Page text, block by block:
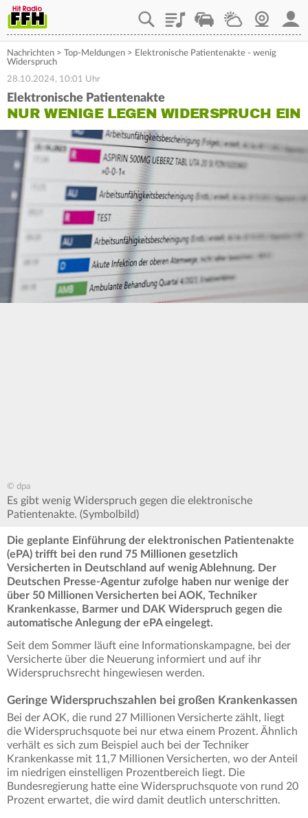
PlaylistStaupilotWetterWebcam
Nachrichten > Top-Meldungen > Elektronische Patientenakte - wenig
Widerspruch
28.10.2024, 10:01 Uhr
Elektronische Patientenakte
NUR WENIGE LEGEN WIDERSPRUCH EIN
© dpa
Es gibt wenig Widerspruch gegen die elektronische
Patientenakte. (Symbolbild)
Die geplante Einführung der elektronischen Patientenakte
(ePA) trifft bei den rund 75 Millionen gesetzlich
Versicherten in Deutschland auf wenig Ablehnung. Der
Deutschen Presse-Agentur zufolge haben nur wenige der
über 50 Millionen Versicherten bei AOK, Techniker
Krankenkasse, Barmer und DAK Widerspruch gegen die
automatische Anlegung der ePA eingelegt.
Seit dem Sommer läuft eine Informationskampagne, bei der
Versicherte über die Neuerung informiert und auf ihr
Widerspruchsrecht hingewiesen werden.
Geringe Widerspruchszahlen bei großen Krankenkassen
Bei der AOK, die rund 27 Millionen Versicherte zählt, liegt
die Widerspruchsquote bei nur etwa einem Prozent. Ähnlich
verhält es sich zum Beispiel auch bei der Techniker
Krankenkasse mit 11,7 Millionen Versicherten, wo der Anteil
im niedrigen einstelligen Prozentbereich liegt. Die
Bundesregierung hatte eine Widerspruchsquote von rund 20
Prozent erwartet, die wird damit deutlich unterschritten.